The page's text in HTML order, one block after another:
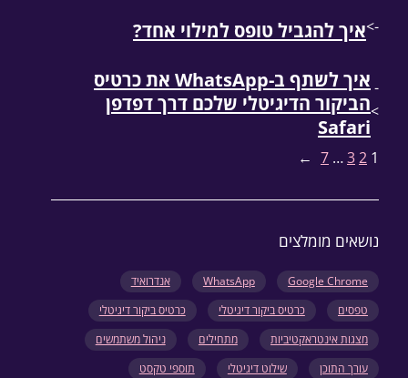
->איך להגביל טופס למילוי אחד?
-
>
איך לשתף ב-WhatsApp את כרטיס
הביקור הדיגיטלי שלכם דרך דפדפן
Safari
1
2
3
…
7
→
נושאים מומלצים
Google Chrome
WhatsApp
אנדרואיד
טפסים
כרטיס ביקור דיגיטלי
כרטיס ביקור דיגיטלי
מצגות אינטראקטיביות
מתחילים
ניהול משתמשים
עורך התוכן
שילוט דיגיטלי
תוספי טקסט